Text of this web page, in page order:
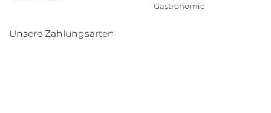
Gastronomie
Unsere Zahlungsarten